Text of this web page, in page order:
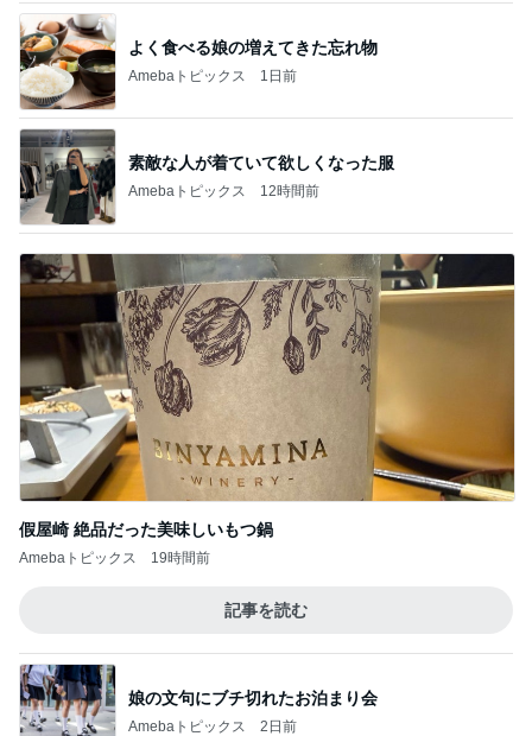
よく食べる娘の増えてきた忘れ物
Amebaトピックス 1日前
素敵な人が着ていて欲しくなった服
Amebaトピックス 12時間前
假屋崎 絶品だった美味しいもつ鍋
Amebaトピックス 19時間前
記事を読む
娘の文句にブチ切れたお泊まり会
Amebaトピックス 2日前